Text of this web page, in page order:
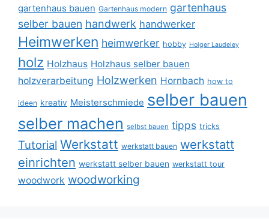
gartenhaus bauen Gartenhaus modern gartenhaus
selber bauen handwerk handwerker
Heimwerken heimwerker hobby Holger Laudeley
holz Holzhaus Holzhaus selber bauen
holzverarbeitung Holzwerken Hornbach how to
ideen kreativ Meisterschmiede selber bauen
selber machen selbst bauen tipps tricks
Tutorial Werkstatt werkstatt bauen werkstatt
einrichten werkstatt selber bauen werkstatt tour
woodwork woodworking